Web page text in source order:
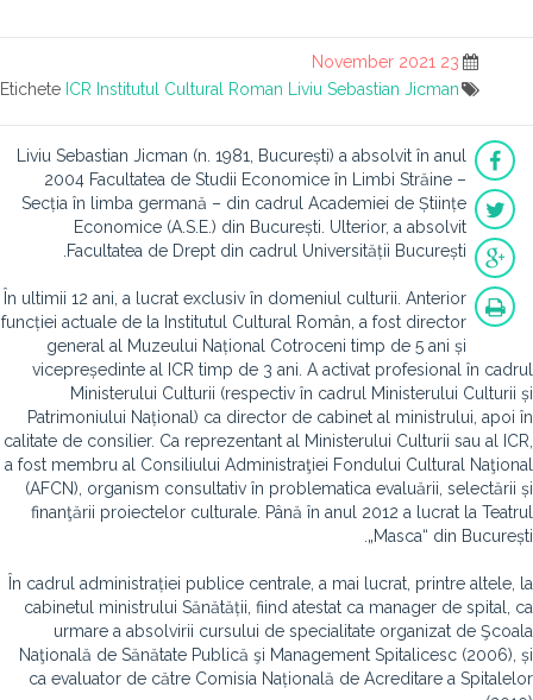
23 November 2021
Etichete ICR Institutul Cultural Roman Liviu Sebastian Jicman
Liviu Sebastian Jicman (n. 1981, București) a absolvit în anul
2004 Facultatea de Studii Economice în Limbi Străine –
Secția în limba germană – din cadrul Academiei de Științe
Economice (A.S.E.) din București. Ulterior, a absolvit
Facultatea de Drept din cadrul Universității București.
În ultimii 12 ani, a lucrat exclusiv în domeniul culturii. Anterior
funcției actuale de la Institutul Cultural Român, a fost director
general al Muzeului Național Cotroceni timp de 5 ani și
vicepreședinte al ICR timp de 3 ani. A activat profesional în cadrul
Ministerului Culturii (respectiv în cadrul Ministerului Culturii și
Patrimoniului Național) ca director de cabinet al ministrului, apoi în
calitate de consilier. Ca reprezentant al Ministerului Culturii sau al ICR,
a fost membru al Consiliului Administraţiei Fondului Cultural Naţional
(AFCN), organism consultativ în problematica evaluării, selectării și
finanţării proiectelor culturale. Până în anul 2012 a lucrat la Teatrul
„Masca“ din București.
În cadrul administrației publice centrale, a mai lucrat, printre altele, la
cabinetul ministrului Sănătății, fiind atestat ca manager de spital, ca
urmare a absolvirii cursului de specialitate organizat de Şcoala
Naţională de Sănătate Publică şi Management Spitalicesc (2006), și
ca evaluator de către Comisia Națională de Acreditare a Spitalelor